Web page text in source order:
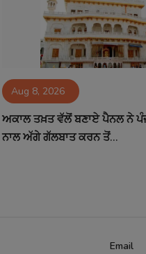
Aug 8, 2026
ਅਕਾਲ ਤਖ਼ਤ ਵੱਲੋਂ ਬਣਾਏ ਪੈਨਲ ਨੇ
ਨਾਲ ਅੱਗੇ ਗੱਲਬਾਤ ਕਰਨ ਤੋਂ...
Email